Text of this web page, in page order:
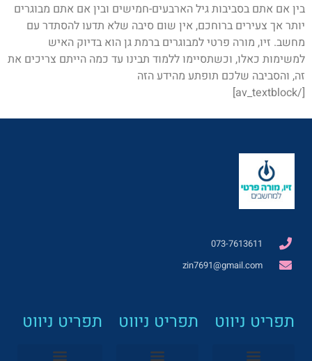
בין אם אתם בסביבות גיל הארבעים-חמישים ובין אם אתם מבוגרים
יותר אך צעירים ברוחכם, אין שום סיבה שלא תדעו להסתדר עם
מחשב. זיו, מורה פרטי למבוגרים ברמת גן הוא בדיוק האיש
למשימות כאלו, וכשתסיימו ללמוד תבינו עד כמה הייתם צריכים את
זה, והסביבה שלכם תופתע מהידע הזה
[/av_textblock]
073-7613611
zin7691@gmail.com
תפריט ניווט תפריט ניווט תפריט ניווט